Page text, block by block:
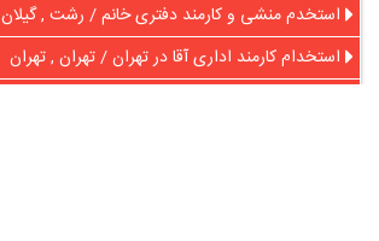
استخدم منشی و کارمند دفتری خانم / رشت , گیلان
استخدام کارمند اداری آقا در تهران / تهران , تهران